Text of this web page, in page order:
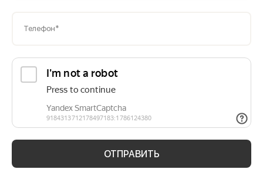
Телефон*
ОТПРАВИТЬ